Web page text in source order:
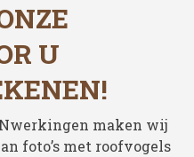
U
maken wij
foto’s met roofvogels